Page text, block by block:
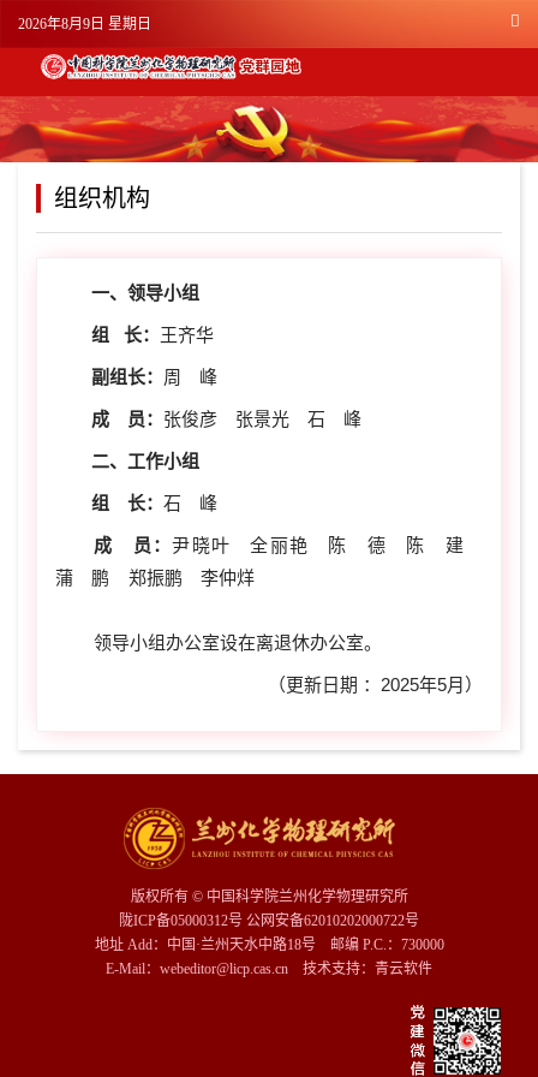
2026年8月9日 星期日
组织机构
一、领导小组
组 长： 王齐华
副组长： 周 峰
成 员： 张俊彦 张景光 石 峰
二、工作小组
组 长： 石 峰
成 员：尹晓叶 全丽艳 陈 德 陈 建
蒲 鹏 郑振鹏 李仲烊
领导小组办公室设在离退休办公室。
（更新日期 ：2025年5月）
版权所有 © 中国科学院兰州化学物理研究所
陇ICP备05000312号 公网安备62010202000722号
地址 Add：中国·兰州天水中路18号 邮编 P.C.：730000
E-Mail：webeditor@licp.cas.cn 技术支持： 青云软件